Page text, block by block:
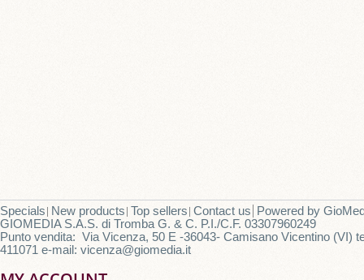
Specials New products Top sellers Contact us Powered by
GIOMEDIA S.A.S. di Tromba G. & C. P.I./C.F. 03307960249
Punto vendita: Via Vicenza, 50 E -36043- Camisano Vicentino (VI)
411071 e-mail: vicenza@giomedia.it